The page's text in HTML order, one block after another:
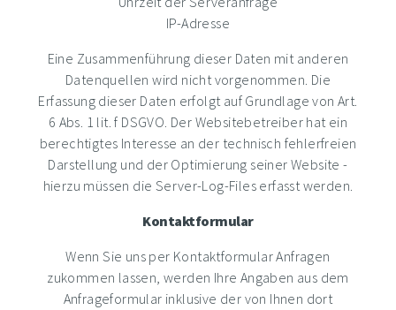
IP-Adresse
Eine Zusammenführung dieser Daten mit anderen
Datenquellen wird nicht vorgenommen. Die
Erfassung dieser Daten erfolgt auf Grundlage von Art.
6 Abs. 1 lit. f DSGVO. Der Websitebetreiber hat ein
berechtigtes Interesse an der technisch fehlerfreien
Darstellung und der Optimierung seiner Website -
hierzu müssen die Server-Log-Files erfasst werden.
Kontaktformular
Wenn Sie uns per Kontaktformular Anfragen
zukommen lassen, werden Ihre Angaben aus dem
Anfrageformular inklusive der von Ihnen dort